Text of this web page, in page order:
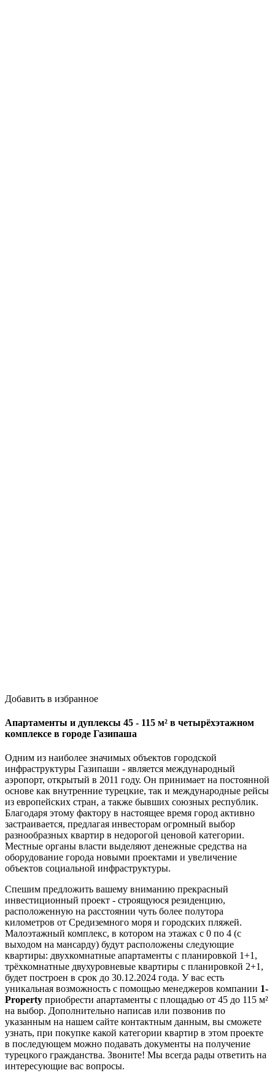
Добавить в избранное
Апартаменты и дуплексы 45 - 115 м² в четырёхэтажном
комплексе в городе Газипаша
Одним из наиболее значимых объектов городской
инфраструктуры Газипаши - является международный
аэропорт, открытый в 2011 году. Он принимает на постоянной
основе как внутренние турецкие, так и международные рейсы
из европейских стран, а также бывших союзных республик.
Благодаря этому фактору в настоящее время город активно
застраивается, предлагая инвесторам огромный выбор
разнообразных квартир в недорогой ценовой категории.
Местные органы власти выделяют денежные средства на
оборудование города новыми проектами и увеличение
объектов социальной инфраструктуры.
Спешим предложить вашему вниманию прекрасный
инвестиционный проект - строящуюся резиденцию,
расположенную на расстоянии чуть более полутора
километров от Средиземного моря и городских пляжей.
Малоэтажный комплекс, в котором на этажах с 0 по 4 (с
выходом на мансарду) будут расположены следующие
квартиры: двухкомнатные апартаменты с планировкой 1+1,
трёхкомнатные двухуровневые квартиры с планировкой 2+1,
будет построен в срок до 30.12.2024 года. У вас есть
уникальная возможность с помощью менеджеров компании 1-
Property приобрести апартаменты с площадью от 45 до 115 м²
на выбор. Дополнительно написав или позвонив по
указанным на нашем сайте контактным данным, вы сможете
узнать, при покупке какой категории квартир в этом проекте
в последующем можно подавать документы на получение
турецкого гражданства. Звоните! Мы всегда рады ответить на
интересующие вас вопросы.